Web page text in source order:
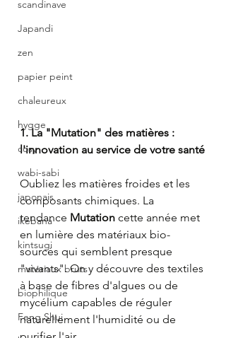
scandinave
Japandi
zen
papier peint
chaleureux
hygge
cosy
wabi-sabi
japonais
ikebana
kintsugi
matériaux bruts
biophilique
Feng Shui
1. La "Mutation" des matières :
l'innovation au service de votre santé
Oubliez les matières froides et les
composants chimiques. La
tendance Mutation cette année met
en lumière des matériaux bio-
sourcés qui semblent presque
"vivants". On y découvre des textiles
à base de fibres d'algues ou de
mycélium capables de réguler
naturellement l'humidité ou de